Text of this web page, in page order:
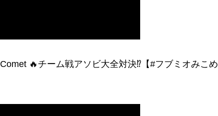
🔥チーム戦アソビ大全対決⁉【#フブミオみこめ